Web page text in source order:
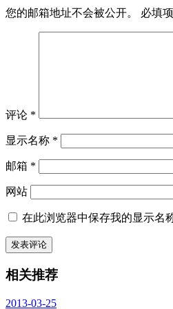
您的邮箱地址不会被公开。 必填
评论 *
显示名称 *
邮箱 *
网站
在此浏览器中保存我的显示名
相关推荐
2013-03-25